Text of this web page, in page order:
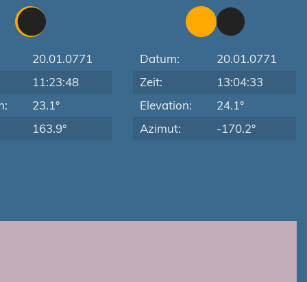
20.01.0771
11:23:48
23.1°
163.9°
Datum:
20.01.0771
Zeit:
13:04:33
Elevation:
24.1°
Azimut:
-170.2°